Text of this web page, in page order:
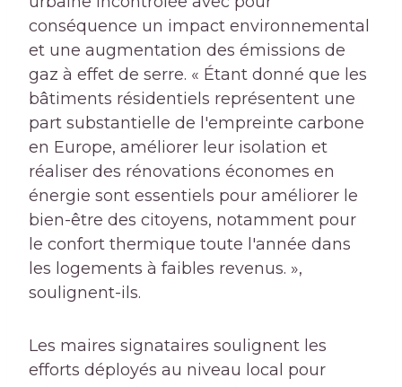
conséquence un impact environnemental
et une augmentation des émissions de
gaz à effet de serre. « Étant donné que les
bâtiments résidentiels représentent une
part substantielle de l'empreinte carbone
en Europe, améliorer leur isolation et
réaliser des rénovations économes en
énergie sont essentiels pour améliorer le
bien-être des citoyens, notamment pour
le confort thermique toute l'année dans
les logements à faibles revenus. »,
soulignent-ils.
Les maires signataires soulignent les
efforts déployés au niveau local pour